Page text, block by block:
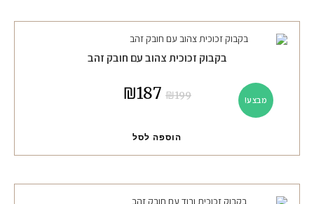
מבצע!
בקבוק זכוכית צהוב עם חובק זהב
₪199
₪187
הוספה לסל